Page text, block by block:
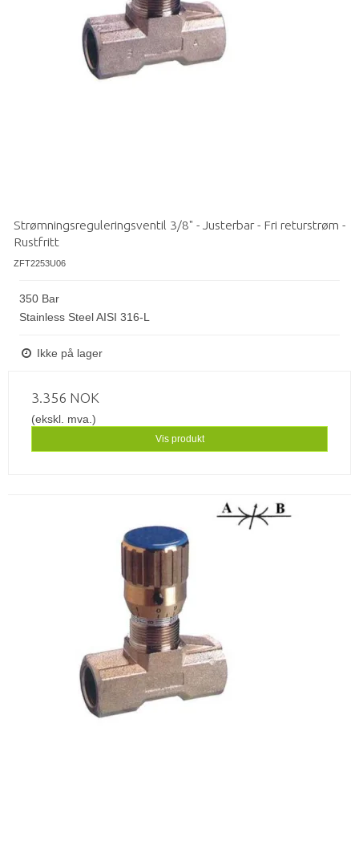
Strømningsreguleringsventil 3/8" - Justerbar - Fri returstrøm -
Rustfritt
ZFT2253U06
350 Bar
Stainless Steel AISI 316-L
Ikke på lager
3.356 NOK
(ekskl. mva.)
Vis produkt